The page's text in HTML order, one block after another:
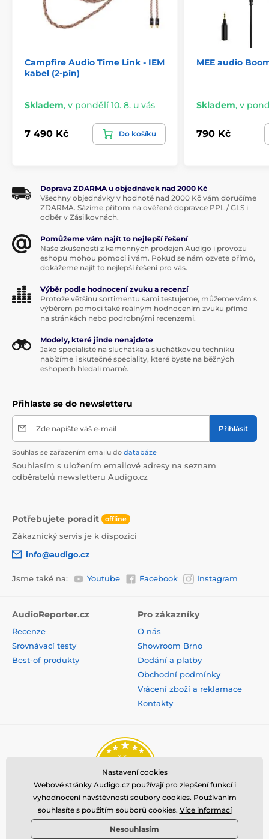
Campfire Audio Time Link - IEM
kabel (2-pin)
Skladem, v pondělí 10. 8. u vás
7 490 Kč Do košíku
MEE audio
Skladem, v
790 Kč
Doprava ZDARMA u objednávek nad 2000 Kč
Všechny objednávky v hodnotě nad 2000 Kč vám doručíme
ZDARMA. Sázíme přitom na ověřené dopravce PPL / GLS i
odběr v Zásilkovnách.
Pomůžeme vám najít to nejlepší řešení
Naše zkušenosti z kamenných prodejen Audigo i provozu
eshopu mohou pomoci i vám. Pokud se nám ozvete přímo,
dokážeme najít to nejlepší řešení pro vás.
Výběr podle hodnocení zvuku a recenzí
Protože většinu sortimentu sami testujeme, můžeme vám s
výběrem pomoci také reálným hodnocením zvuku přímo
na stránkách nebo podrobnými recenzemi.
Modely, které jinde nenajdete
Jako specialisté na sluchátka a sluchátkovou techniku
nabízíme i skutečné speciality, které byste na běžných
eshopech hledali marně.
Přihlaste se do newsletteru
Zde napište váš e-mail Přihlásit
Souhlas se zařazením emailu do databáze
Souhlasím s uložením emailové adresy na seznam
odběratelů newsletteru Audigo.cz
Potřebujete poradit offline
Zákaznický servis je k dispozici
info@audigo.cz
Jsme také na: Youtube Facebook Instagram
AudioReporter.cz
Recenze
Srovnávací testy
Best-of produkty
Pro zákazníky
O nás
Showroom Brno
Dodání a platby
Obchodní podmínky
Vrácení zboží a reklamace
Kontakty
Nastavení cookies
Webové stránky Audigo.cz používají pro zlepšení funkcí i
vyhodnocení návštěvnosti soubory cookies. Používáním
souhlasíte s použitím souborů cookies. Více informací
Nesouhlasím